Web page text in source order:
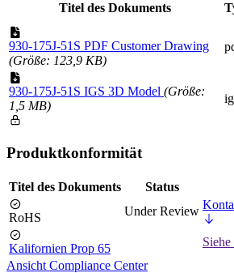
Titel des Dokuments
930-175J-51S PDF Customer Drawing
(Größe: 123,9 KB)
930-175J-51S IGS 3D Model (Größe:
1,5 MB)
Produktkonformität
Titel des Dokuments Status
RoHS Under Review
Kalifornien Prop 65
Ansicht Compliance Center